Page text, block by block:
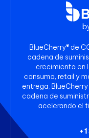
BlueCherry® de
cadena de
crecimiento en
consumo, retail y
entrega,
cadena de
acelerando el